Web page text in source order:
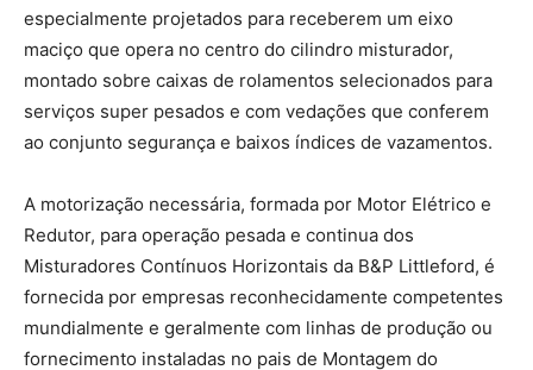
especialmente projetados para receberem um eixo
maciço que opera no centro do cilindro misturador,
montado sobre caixas de rolamentos selecionados para
serviços super pesados e com vedações que conferem
ao conjunto segurança e baixos índices de vazamentos.
A motorização necessária, formada por Motor Elétrico e
Redutor, para operação pesada e continua dos
Misturadores Contínuos Horizontais da B&P Littleford, é
fornecida por empresas reconhecidamente competentes
mundialmente e geralmente com linhas de produção ou
fornecimento instaladas no pais de Montagem do